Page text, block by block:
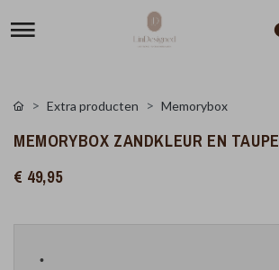
Extra producten Memorybox
MEMORYBOX ZANDKLEUR EN TAUPE
€ 49,95